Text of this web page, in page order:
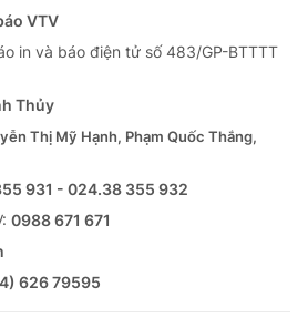
VTV
in và báo điện tử số 483/GP-BTTTT
Thủy
Thị Mỹ Hạnh, Phạm Quốc Thắng,
931 - 024.38 355 932
0988 671 671
626 79595